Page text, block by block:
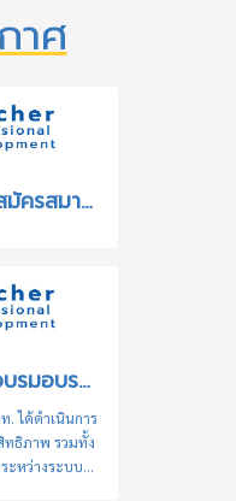
าศ
ประชาสัมพันธ์การสมัครสมาชิกรูปแบบใหม่ด้วย ThaID ของระบบฐานข้อมูลเครือข่ายทางการศึกษาและระบบอบรมครู สสวท.
การปรับปรุงระบบอบรมอบรมครูและการวมฐานข้อมูลผู้ใช้งานของระบบอบรมครู (TeacherPD) และระบบฐานข้อมูลเครือข่ายทางการศึกษา สสวท. (ENDB) เข้าด้วยกัน
. ได้ดำเนินการ
ทธิภาพ รวมทั้ง
ะหว่างระบบ